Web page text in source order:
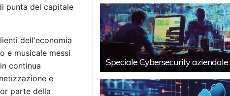
punta del capitale
dell'economia
e musicale messi
continua
e
parte della
Speciale Cybersecurity aziendale